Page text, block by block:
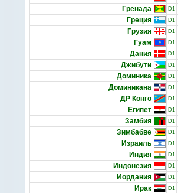
Гренада D1
Греция D1
Грузия D1
Гуам D1
Дания D1
Джибути D1
Доминика D1
Доминикана D1
ДР Конго D1
Египет D1
Замбия D1
Зимбабве D1
Израиль D1
Индия D1
Индонезия D1
Иордания D1
Ирак D1